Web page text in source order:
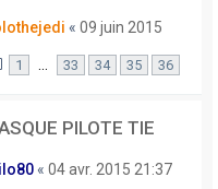
« 09 juin 2015
1 33 34 35 36
PILOTE TIE
« 04 avr. 2015 21:37